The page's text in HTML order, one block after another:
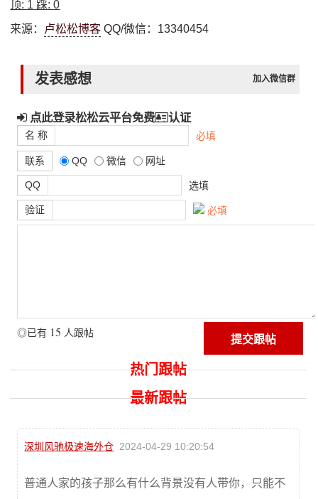
顶: 1 踩:0
来源： 卢松松博客 QQ/微信：13340454
发表感想 加入微信群
点此登录松松云平台免费 认证
名 称 必填
联系 QQ 微信 网址
QQ 选填
验证 必填
◎已有 15 人跟帖
热门跟帖
最新跟帖
深圳风驰极速海外仓 2024-04-29 10:20:54
普通人家的孩子那么有什么背景没有人带你，只能不